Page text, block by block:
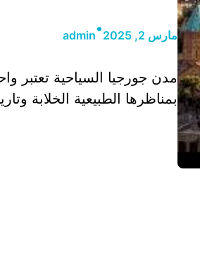
مارس 2, 2025 •
admin
مدن جورجيا السياحية تعتبر
بمناظرها الطبيعية الخلابة